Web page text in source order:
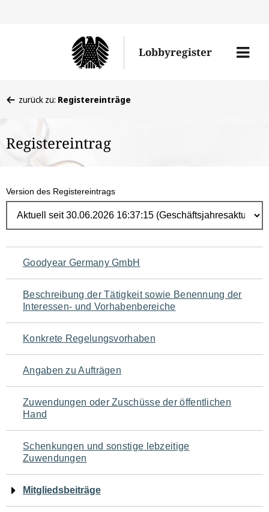
Lobbyregister
Menü
befinden
hier:
zurück zu: Registereinträge
Registereintrag
Version des Registereintrags
Navigation
für
den
Seiteninhalt
Goodyear Germany GmbH
Beschreibung der Tätigkeit sowie Benennung der
Interessen- und Vorhabenbereiche
Konkrete Regelungsvorhaben
Angaben zu Aufträgen
Zuwendungen oder Zuschüsse der öffentlichen
Hand
Schenkungen und sonstige lebzeitige
Zuwendungen
Mitgliedsbeiträge